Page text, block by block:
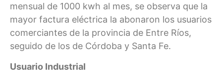
mensual de 1000 kwh al mes, se observa que la
mayor factura eléctrica la abonaron los usuarios
comerciantes de la provincia de Entre Ríos,
seguido de los de Córdoba y Santa Fe.
Usuario Industrial